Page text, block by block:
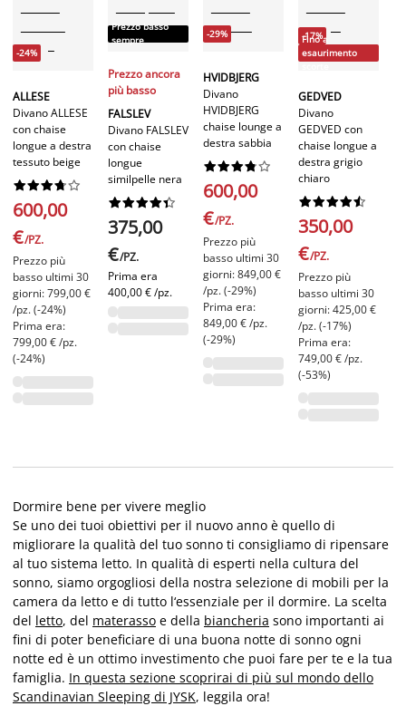
-24%
ALLESE
Divano ALLESE
con chaise
longue a destra
tessuto beige






600,00
€/PZ.
Prezzo più
basso ultimi 30
giorni: 799,00 €
/pz. (-24%)
Prima era:
799,00 € /pz.
(-24%)
Prezzo basso
sempre
Prezzo ancora
più basso
FALSLEV
Divano FALSLEV
con chaise
longue
similpelle nera






375,00
€/PZ.
Prima era
400,00 € /pz.
-29%
HVIDBJERG
Divano
HVIDBJERG
chaise lounge a
destra sabbia






600,00
€/PZ.
Prezzo più
basso ultimi 30
giorni: 849,00 €
/pz. (-29%)
Prima era:
849,00 € /pz.
(-29%)
-17%
Fino a
esaurimento
scorte
GEDVED
Divano
GEDVED con
chaise longue a
destra grigio
chiaro






350,00
€/PZ.
Prezzo più
basso ultimi 30
giorni: 425,00 €
/pz. (-17%)
Prima era:
749,00 € /pz.
(-53%)
Dormire bene per vivere meglio
Se uno dei tuoi obiettivi per il nuovo anno è quello di
migliorare la qualità del tuo sonno ti consigliamo di ripensare
al tuo sistema letto. In qualità di esperti nella cultura del
sonno, siamo orgogliosi della nostra selezione di mobili per la
camera da letto e di tutto l‘essenziale per il dormire. La scelta
del letto, del materasso e della biancheria sono importanti ai
fini di poter beneficiare di una buona notte di sonno ogni
notte ed è un ottimo investimento che puoi fare per te e la tua
famiglia. In questa sezione scoprirai di più sul mondo dello
Scandinavian Sleeping di JYSK, leggila ora!